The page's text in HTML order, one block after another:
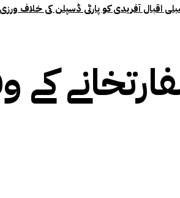
اقبال آفریدی کو پارٹی ڈسپلن کی خلاف
کے